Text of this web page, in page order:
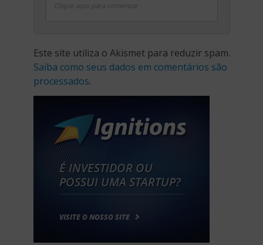
Clique aqui para comentar
Este site utiliza o Akismet para reduzir spam.
Saiba como seus dados em comentários são
processados.